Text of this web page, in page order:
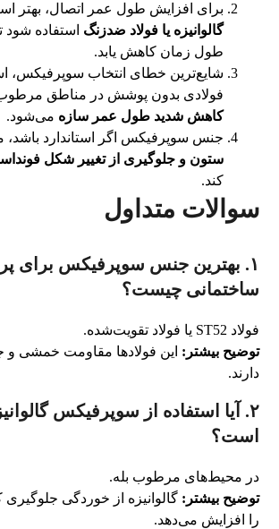
برای افزایش طول عمر اتصال، بهتر
گالوانیزه یا فولاد ضدزنگ استفاده شود
طول زمان کاهش یابد.
شایع‌ترین خطای انتخاب سوپرفیکس،
فولادی بدون پوشش در مناطق
کاهش شدید طول عمر سازه می‌شود.
جنس سوپرفیکس اگر استاندارد باشد،
ستون و جلوگیری از تغییر شکل
کند.
سوالات متداول
۱. بهترین جنس سوپرفیکس برای
ساختمانی چیست؟
فولاد ST52 یا فولاد تقویت‌شده.
توضیح بیشتر: این فولادها مقاومت خمشی
دارند.
۲. آیا استفاده از سوپرفیکس
است؟
در محیط‌های مرطوب بله.
توضیح بیشتر: گالوانیزه از خوردگی
را افزایش می‌دهد.